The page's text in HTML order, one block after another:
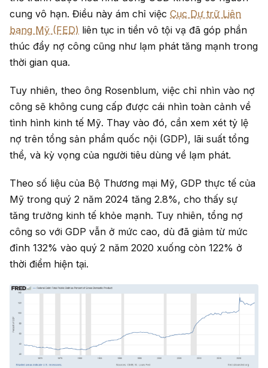
cung vô hạn. Điều này ám chỉ việc Cục Dự trữ Liên
bang Mỹ (FED) liên tục in tiền vô tội vạ đã góp phần
thúc đẩy nợ công cũng như lạm phát tăng mạnh trong
thời gian qua.
Tuy nhiên, theo ông Rosenblum, việc chỉ nhìn vào nợ
công sẽ không cung cấp được cái nhìn toàn cảnh về
tình hình kinh tế Mỹ. Thay vào đó, cần xem xét tỷ lệ
nợ trên tổng sản phẩm quốc nội (GDP), lãi suất tổng
thể, và kỳ vọng của người tiêu dùng về lạm phát.
Theo số liệu của Bộ Thương mại Mỹ, GDP thực tế của
Mỹ trong quý 2 năm 2024 tăng 2.8%, cho thấy sự
tăng trưởng kinh tế khỏe mạnh. Tuy nhiên, tổng nợ
công so với GDP vẫn ở mức cao, dù đã giảm từ mức
đỉnh 132% vào quý 2 năm 2020 xuống còn 122% ở
thời điểm hiện tại.